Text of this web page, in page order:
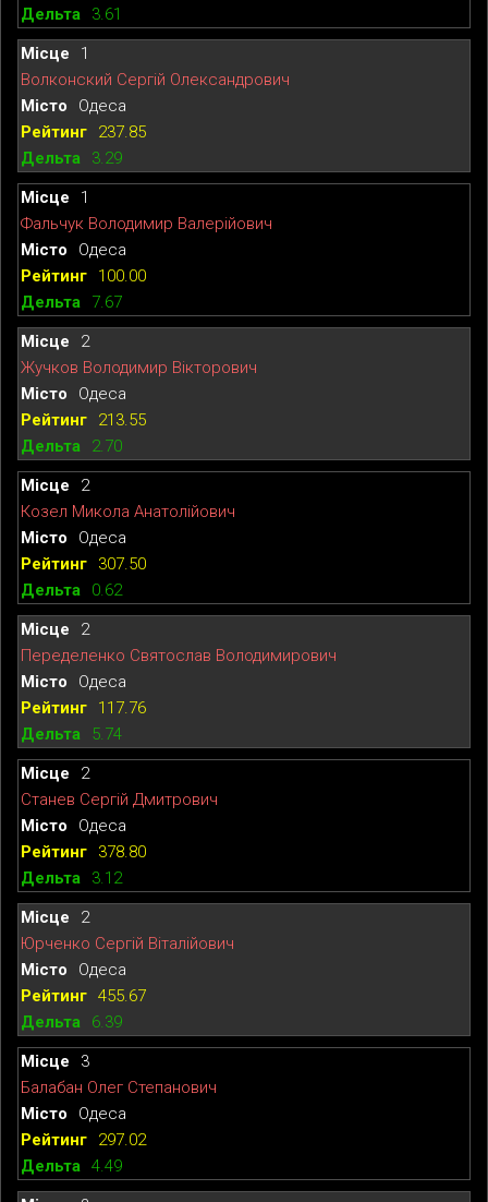
3.61
1
Волконский Сергій Олександрович
Одеса
237.85
3.29
1
Фальчук Володимир Валерійович
Одеса
100.00
7.67
2
Жучков Володимир Вікторович
Одеса
213.55
2.70
2
Козел Микола Анатолійович
Одеса
307.50
0.62
2
Переделенко Святослав Володимирович
Одеса
117.76
5.74
2
Станев Сергій Дмитрович
Одеса
378.80
3.12
2
Юрченко Сергій Віталійович
Одеса
455.67
6.39
3
Балабан Олег Степанович
Одеса
297.02
4.49